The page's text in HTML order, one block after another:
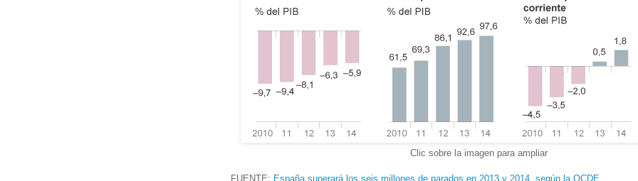
Clic sobre la imagen para ampliar
FUENTE: España superará los seis millones de parados en 2013 y 2014, según la OCDE